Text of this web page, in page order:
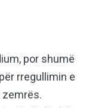
por shumë
rregullimin e